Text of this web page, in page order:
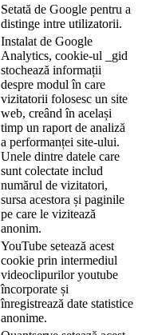
Setată de Google pentru a
distinge intre utilizatorii.
Instalat de Google
Analytics, cookie-ul _gid
stochează informații
despre modul în care
vizitatorii folosesc un site
web, creând în același
timp un raport de analiză
a performanței site-ului.
Unele dintre datele care
sunt colectate includ
numărul de vizitatori,
sursa acestora și paginile
pe care le vizitează
anonim.
YouTube setează acest
cookie prin intermediul
videoclipurilor youtube
încorporate și
înregistrează date statistice
anonime.